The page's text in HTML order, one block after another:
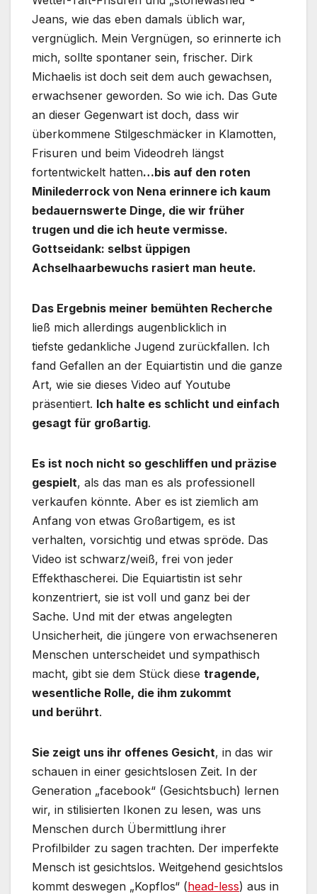
Jeans, wie das eben damals üblich war,
vergnüglich. Mein Vergnügen, so erinnerte ich
mich, sollte spontaner sein, frischer. Dirk
Michaelis ist doch seit dem auch gewachsen,
erwachsener geworden. So wie ich. Das Gute
an dieser Gegenwart ist doch, dass wir
überkommene Stilgeschmäcker in Klamotten,
Frisuren und beim Videodreh längst
fortentwickelt hatten…bis auf den roten
Minilederrock von Nena erinnere ich kaum
bedauernswerte Dinge, die wir früher
trugen und die ich heute vermisse.
Gottseidank: selbst üppigen
Achselhaarbewuchs rasiert man heute.
Das Ergebnis meiner bemühten Recherche
ließ mich allerdings augenblicklich in
tiefste gedankliche Jugend zurückfallen. Ich
fand Gefallen an der Equiartistin und die ganze
Art, wie sie dieses Video auf Youtube
präsentiert. Ich halte es schlicht und einfach
gesagt für großartig.
Es ist noch nicht so geschliffen und präzise
gespielt, als das man es als professionell
verkaufen könnte. Aber es ist ziemlich am
Anfang von etwas Großartigem, es ist
verhalten, vorsichtig und etwas spröde. Das
Video ist schwarz/weiß, frei von jeder
Effekthascherei. Die Equiartistin ist sehr
konzentriert, sie ist voll und ganz bei der
Sache. Und mit der etwas angelegten
Unsicherheit, die jüngere von erwachseneren
Menschen unterscheidet und sympathisch
macht, gibt sie dem Stück diese tragende,
wesentliche Rolle, die ihm zukommt
und berührt.
Sie zeigt uns ihr offenes Gesicht, in das wir
schauen in einer gesichtslosen Zeit. In der
Generation „facebook“ (Gesichtsbuch) lernen
wir, in stilisierten Ikonen zu lesen, was uns
Menschen durch Übermittlung ihrer
Profilbilder zu sagen trachten. Der imperfekte
Mensch ist gesichtslos. Weitgehend gesichtslos
kommt deswegen „Kopflos“ (head-less) aus in